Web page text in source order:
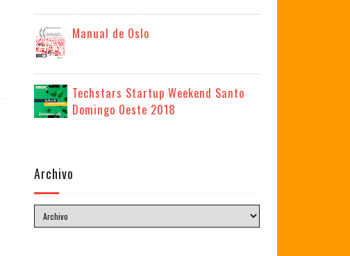
Manual de Oslo
Techstars Startup Weekend Santo
Domingo Oeste 2018
Archivo